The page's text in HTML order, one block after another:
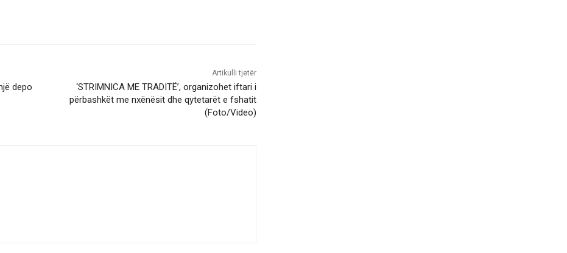
depo
Artikulli tjetër
‘STRIMNICA ME TRADITË’, organizohet iftari i
përbashkët me nxënësit dhe qytetarët e fshatit
(Foto/Video)